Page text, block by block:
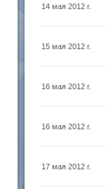
14 мая 2012 г.
15 мая 2012 г.
16 мая 2012 г.
16 мая 2012 г.
17 мая 2012 г.